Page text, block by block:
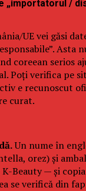
„importatorul /
UE vei găsi
Asta
coreean serios
Poți verifica pe
e recunoscut
curat.
Un nume în
orez) și
Beauty — și
se verifică din